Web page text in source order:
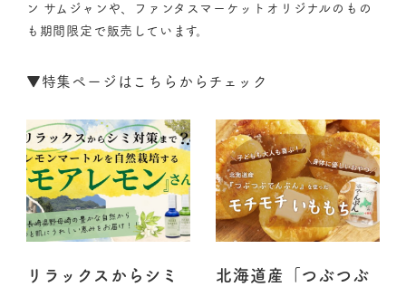
ン サムジャンや、ファンタスマーケットオリジナルのもの
も期間限定で販売しています。
▼特集ページはこちらからチェック
リラックスからシミ
北海道産「つぶつぶ